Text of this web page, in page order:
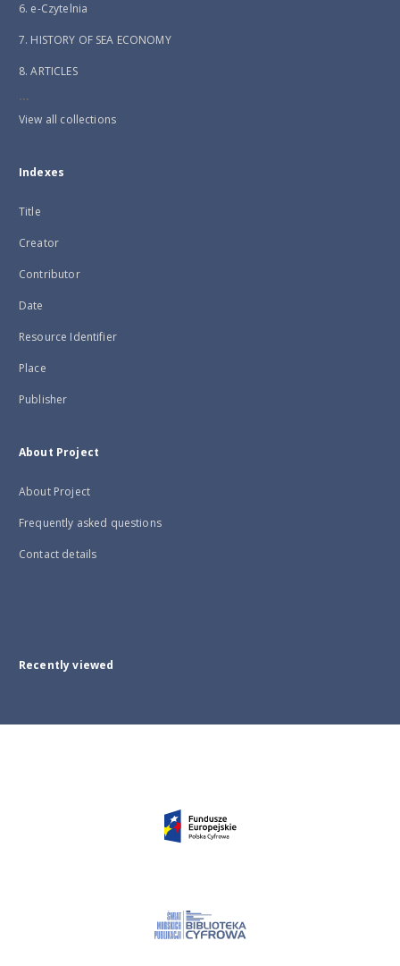
6. e-Czytelnia
7. HISTORY OF SEA ECONOMY
8. ARTICLES
...
View all collections
Indexes
Title
Creator
Contributor
Date
Resource Identifier
Place
Publisher
About Project
About Project
Frequently asked questions
Contact details
Recently viewed